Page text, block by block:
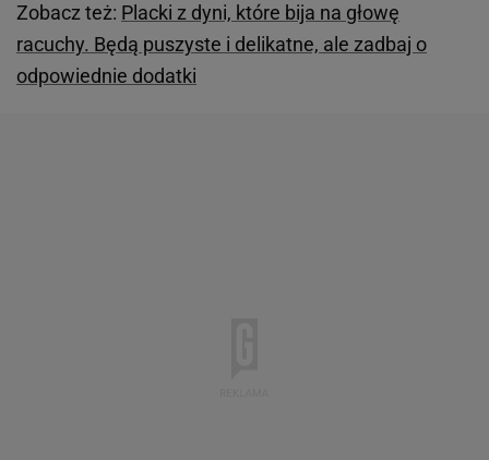
Zobacz też: Placki z dyni, które bija na głowę
racuchy. Będą puszyste i delikatne, ale zadbaj o
odpowiednie dodatki